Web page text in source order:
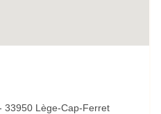
33950 Lège-Cap-Ferret